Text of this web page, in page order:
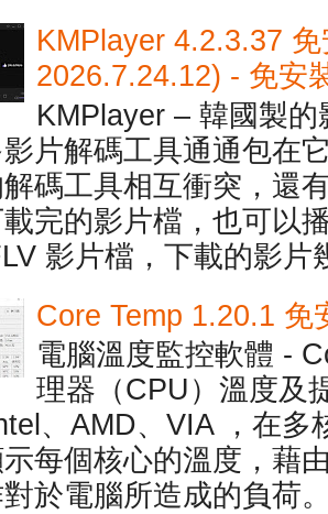
KMPlayer 4.2.3.37
2026.7.24.12) - 免安
KMPlayer – 韓國製
片解碼工具通通包在
碼工具相互衝突，還
完的影片檔，也可以
影片檔，下載的影片
Core Temp 1.20.1 免
電腦溫度監控軟體 -
理器（CPU）溫度及
、AMD、VIA ，在多
示每個核心的溫度，藉
於電腦所造成的負荷